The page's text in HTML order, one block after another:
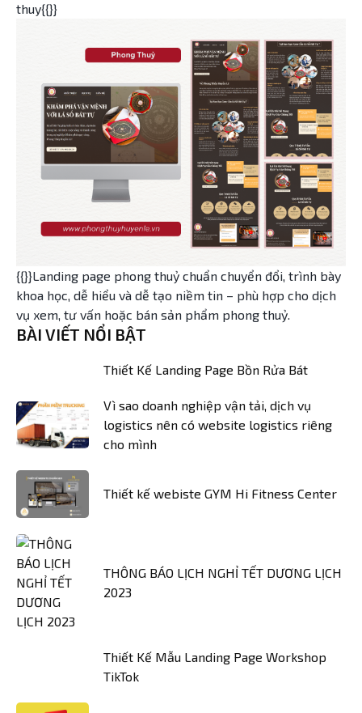
thuy{{}}
{{}}Landing page phong thuỷ chuẩn chuyển đổi, trình bày
khoa học, dễ hiểu và dễ tạo niềm tin – phù hợp cho dịch
vụ xem, tư vấn hoặc bán sản phẩm phong thuỷ.
BÀI VIẾT NỔI BẬT
Thiết Kế Landing Page Bồn Rửa Bát
Vì sao doanh nghiệp vận tải, dịch vụ
logistics nên có website logistics riêng
cho mình
Thiết kế webiste GYM Hi Fitness Center
THÔNG BÁO LỊCH NGHỈ TẾT DƯƠNG LỊCH
2023
Thiết Kế Mẫu Landing Page Workshop
TikTok